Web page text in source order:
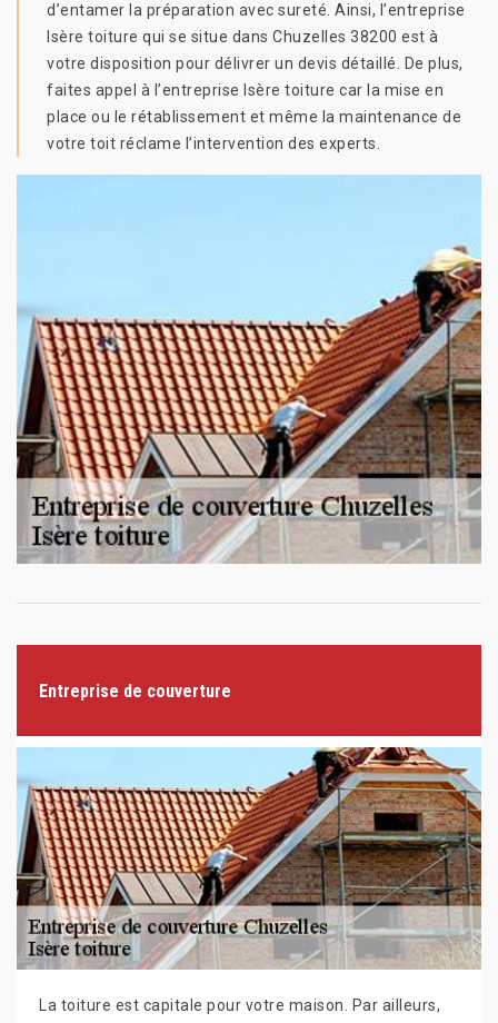
d’entamer la préparation avec sureté. Ainsi, l’entreprise
Isère toiture qui se situe dans Chuzelles 38200 est à
votre disposition pour délivrer un devis détaillé. De plus,
faites appel à l’entreprise Isère toiture car la mise en
place ou le rétablissement et même la maintenance de
votre toit réclame l’intervention des experts.
Entreprise de couverture
La toiture est capitale pour votre maison. Par ailleurs,